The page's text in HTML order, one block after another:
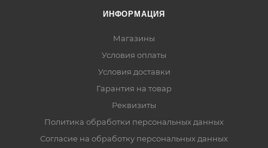
ИНФОРМАЦИЯ
Магазины
Условия оплаты
Условия доставки
Гарантия на товар
Реквизиты
Политика обработки персональных данных
Согласие на обработку персональных данных